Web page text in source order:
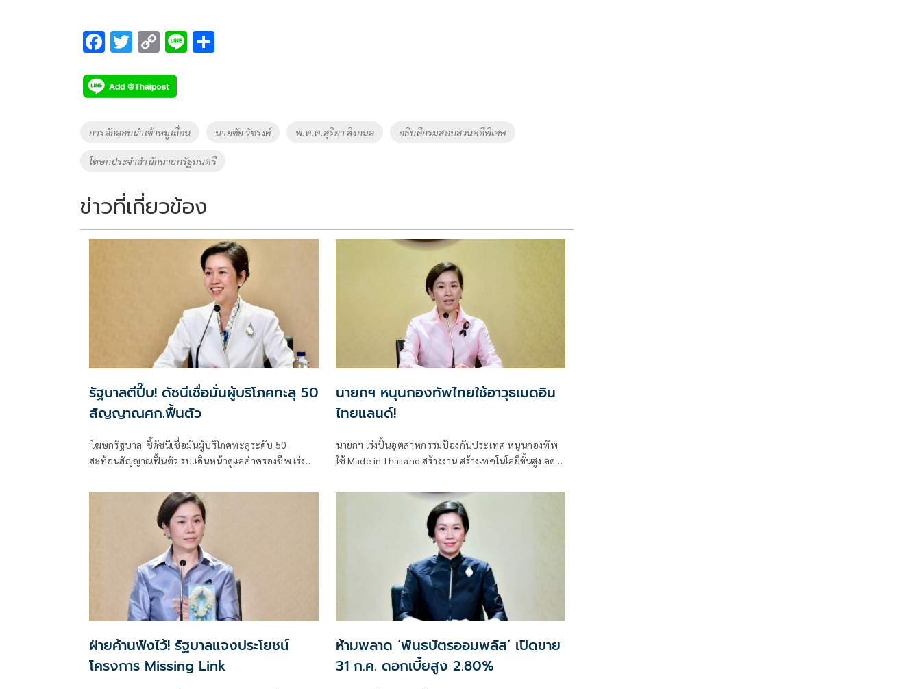
F
e
b
o
o
k
T
tt
er
C
p
y
Li
k
Li
Tags
การลักลอบนำเข้าหมูเถื่อน นายชัย วัชรงค์ พ.ต.ต.สุริยา สิงกมล อธิบดีกรมสอบสวนคดีพิเศษ
โฆษกประจำสำนักนายกรัฐมนตรี
ข่าวที่เกี่ยวข้อง
รัฐบาลตีปี๊บ! ดัชนีเชื่อมั่นผู้บริโภคทะลุ 50
สัญญาณศก.ฟื้นตัว
'โฆษกรัฐบาล' ชี้ดัชนีเชื่อมั่นผู้บริโภคทะลุระดับ 50
สะท้อนสัญญาณฟื้นตัว รบ.เดินหน้าดูแลค่าครองชีพ เร่งส่ง
นายกฯ หนุนกองทัพไทยใช้อาวุธเมดอิน
ไทยแลนด์!
นายกฯ เร่งปั้นอุตสาหกรรมป้องกันประเทศ หนุนกองทัพ
ใช้ Made in Thailand สร้างงาน สร้างเทคโนโลยีขั้นสูง ลด
ฝ่ายค้านฟังไว้! รัฐบาลแจงประโยชน์
โครงการ Missing Link
ห้ามพลาด ‘พันธบัตรออมพลัส’ เปิดขาย
31 ก.ค. ดอกเบี้ยสูง 2.80%